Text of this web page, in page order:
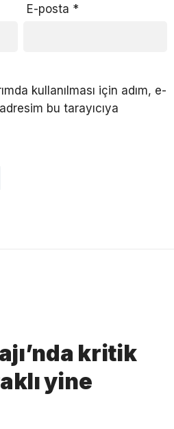
E-posta *
kullanılması için adım, e-
bu tarayıcıya
kritik
yine